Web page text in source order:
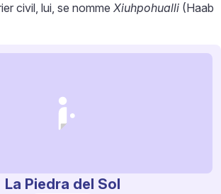
civil, lui, se nomme Xiuhpohualli (Haab
La Piedra del Sol